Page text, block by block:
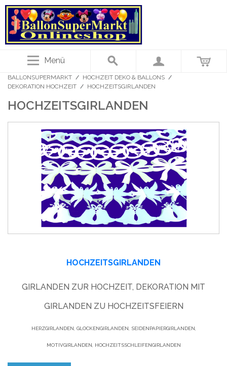
Menü
BALLONSUPERMARKT / HOCHZEIT DEKO & BALLONS /
DEKORATION HOCHZEIT / HOCHZEITSGIRLANDEN
HOCHZEITSGIRLANDEN
HOCHZEITSGIRLANDEN
GIRLANDEN ZUR HOCHZEIT, DEKORATION MIT
GIRLANDEN ZU HOCHZEITSFEIERN
HERZGIRLANDEN, GLOCKENGIRLANDEN, SEIDENPAPIERGIRLANDEN,
MOTIVGIRLANDEN, HOCHZEITSSCHLEIFENGIRLANDEN